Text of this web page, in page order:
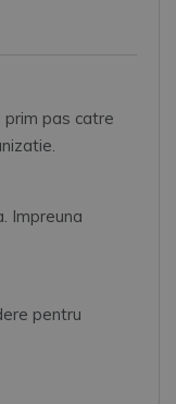
prim pas catre
Impreuna
pentru